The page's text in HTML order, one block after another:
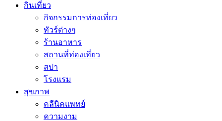
กินเที่ยว
กิจกรรมการท่องเที่ยว
ทัวร์ต่างๆ
ร้านอาหาร
สถานที่ท่องเที่ยว
สปา
โรงแรม
สุขภาพ
คลีนิคแพทย์
ความงาม